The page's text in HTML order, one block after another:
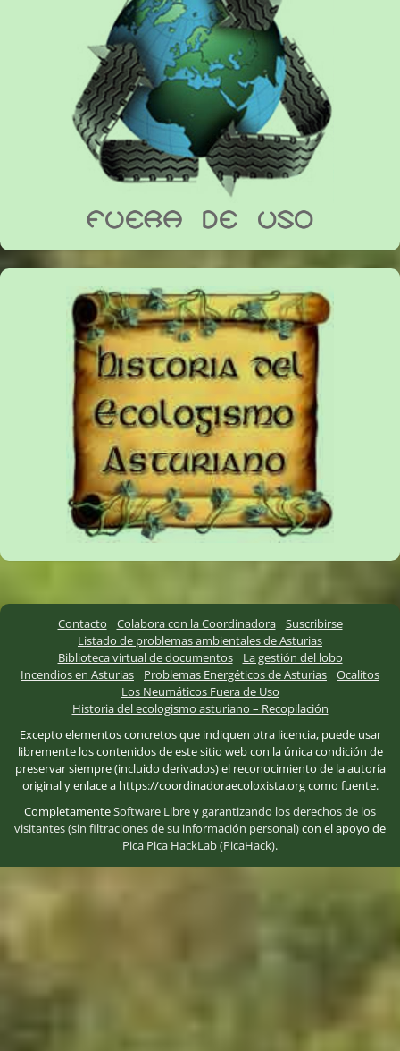
Contacto Colabora con la Coordinadora
Suscribirse
Listado de problemas ambientales de Asturias
Biblioteca virtual de documentos
La gestión del lobo
Incendios en Asturias
Problemas Energéticos de Asturias
Ocalitos
Los Neumáticos Fuera de Uso
Historia del ecologismo asturiano – Recopilación
Excepto elementos concretos que indiquen otra licencia, puede usar
libremente los contenidos de este sitio web con la única condición de
preservar siempre (incluido derivados) el reconocimiento de la autoría
original y enlace a https://coordinadoraecoloxista.org como fuente.
CompletamenteSoftware Libreygarantizando los derechos de los
visitantes (sin filtraciones de su información personal)con el apoyo de
Pica Pica HackLab (PicaHack).